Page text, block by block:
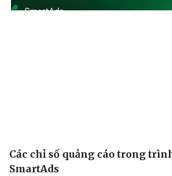
Âm nhạc
Sao
Các chỉ số quảng cáo trong
SmartAds